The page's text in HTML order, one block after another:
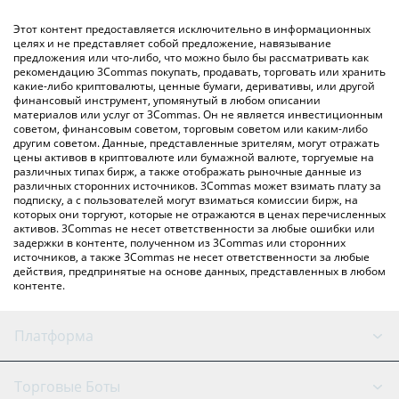
Вы также можете использовать приведенную выше таблицу
цен Dogecoin20, чтобы проверить последние цены на
Dogecoin20 в основных фиатных и криптовалютах.
Этот контент предоставляется исключительно в информационных
целях и не представляет собой предложение, навязывание
предложения или что-либо, что можно было бы рассматривать как
рекомендацию 3Commas покупать, продавать, торговать или хранить
какие-либо криптовалюты, ценные бумаги, деривативы, или другой
финансовый инструмент, упомянутый в любом описании
материалов или услуг от 3Commas. Он не является инвестиционным
советом, финансовым советом, торговым советом или каким-либо
другим советом. Данные, представленные зрителям, могут отражать
цены активов в криптовалюте или бумажной валюте, торгуемые на
различных типах бирж, а также отображать рыночные данные из
различных сторонних источников. 3Commas может взимать плату за
подписку, а с пользователей могут взиматься комиссии бирж, на
которых они торгуют, которые не отражаются в ценах перечисленных
активов. 3Commas не несет ответственности за любые ошибки или
задержки в контенте, полученном из 3Commas или сторонних
источников, а также 3Commas не несет ответственности за любые
действия, предпринятые на основе данных, представленных в любом
контенте.
Платформа
GRID Бот
Торговые Боты